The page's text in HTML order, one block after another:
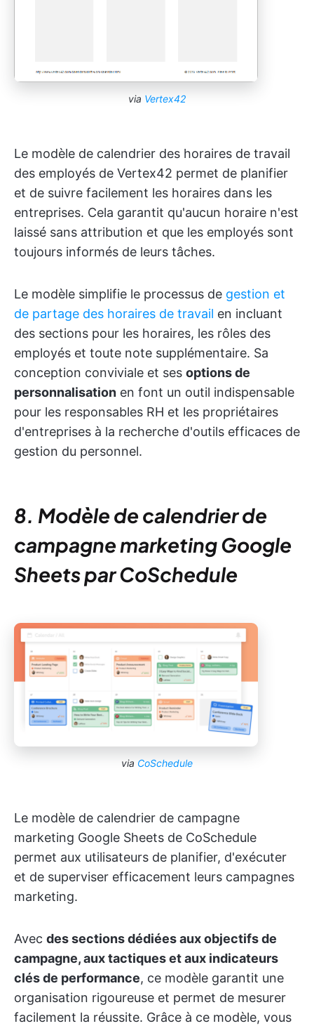
via Vertex42
Le modèle de calendrier des horaires de travail
des employés de Vertex42 permet de planifier
et de suivre facilement les horaires dans les
entreprises. Cela garantit qu'aucun horaire n'est
laissé sans attribution et que les employés sont
toujours informés de leurs tâches.
Le modèle simplifie le processus de gestion et
de partage des horaires de travail en incluant
des sections pour les horaires, les rôles des
employés et toute note supplémentaire. Sa
conception conviviale et ses options de
personnalisation en font un outil indispensable
pour les responsables RH et les propriétaires
d'entreprises à la recherche d'outils efficaces de
gestion du personnel.
8. Modèle de calendrier de
campagne marketing Google
Sheets par CoSchedule
via CoSchedule
Le modèle de calendrier de campagne
marketing Google Sheets de CoSchedule
permet aux utilisateurs de planifier, d'exécuter
et de superviser efficacement leurs campagnes
marketing.
Avec des sections dédiées aux objectifs de
campagne, aux tactiques et aux indicateurs
clés de performance, ce modèle garantit une
organisation rigoureuse et permet de mesurer
facilement la réussite. Grâce à ce modèle, vous